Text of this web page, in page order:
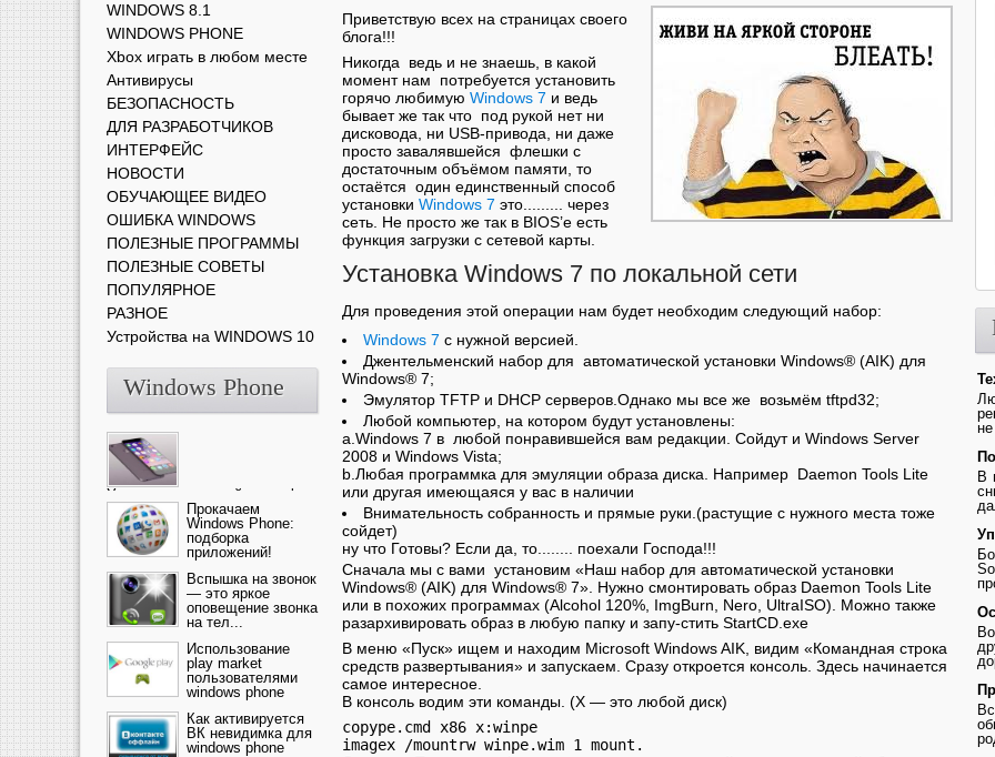
Приветствую всех на страницах своего
блога!!!
Никогда ведь и не знаешь, в какой
момент нам потребуется установить
горячо любимую Windows 7 и ведь
бывает же так что под рукой нет ни
дисковода, ни USB-привода, ни даже
просто завалявшейся флешки с
достаточным объёмом памяти, то
остаётся один единственный способ
установки Windows 7 это......... через
сеть. Не просто же так в BIOS’е есть
функция загрузки с сетевой карты.
Установка Windows 7 по локальной сети
Для проведения этой операции нам будет необходим следующий набор:
Windows 7 с нужной версией.
Джентельменский набор для автоматической установки Windows® (AIK) для
Windows® 7;
Эмулятор TFTP и DHCP серверов.Однако мы все же возьмём tftpd32;
Любой компьютер, на котором будут установлены:
a.Windows 7 в любой понравившейся вам редакции. Сойдут и Windows Server
2008 и Windows Vista;
b.Любая программка для эмуляции образа диска. Например Daemon Tools Lite
или другая имеющаяся у вас в наличии
Внимательность собранность и прямые руки.(растущие с нужного места тоже
сойдет)
ну что Готовы? Если да, то........ поехали Господа!!!
Сначала мы с вами установим «Наш набор для автоматической установки
Windows® (AIK) для Windows® 7». Нужно смонтировать образ Daemon Tools Lite
или в похожих программах (Alcohol 120%, ImgBurn, Nero, UltraISO). Можно также
разархивировать образ в любую папку и запу-стить StartCD.exe
В меню «Пуск» ищем и находим Microsoft Windows AIK, видим «Командная строка
средств развертывания» и запускаем. Сразу откроется консоль. Здесь начинается
самое интересное.
В консоль водим эти команды. (X — это любой диск)
copype.cmd x86 x:winpe
WINDOWS 8.1
WINDOWS PHONE
Xbox играть в любом месте
Антивирусы
БЕЗОПАСНОСТЬ
ДЛЯ РАЗРАБОТЧИКОВ
ИНТЕРФЕЙС
НОВОСТИ
ОБУЧАЮЩЕЕ ВИДЕО
ОШИБКА WINDOWS
ПОЛЕЗНЫЕ ПРОГРАММЫ
ПОЛЕЗНЫЕ СОВЕТЫ
ПОПУЛЯРНОЕ
РАЗНОЕ
Устройства на WINDOWS 10
Windows Phone
Ультрасовременный смартфон
— это новика от компании Ap...
Прокачаем
Windows Phone:
подборка
приложений!
Вспышка на звонок
— это яркое
оповещение звонка
на тел...
Использование
play market
пользователями
windows phone
Как активируется
ВК невидимка для
windows phone
В